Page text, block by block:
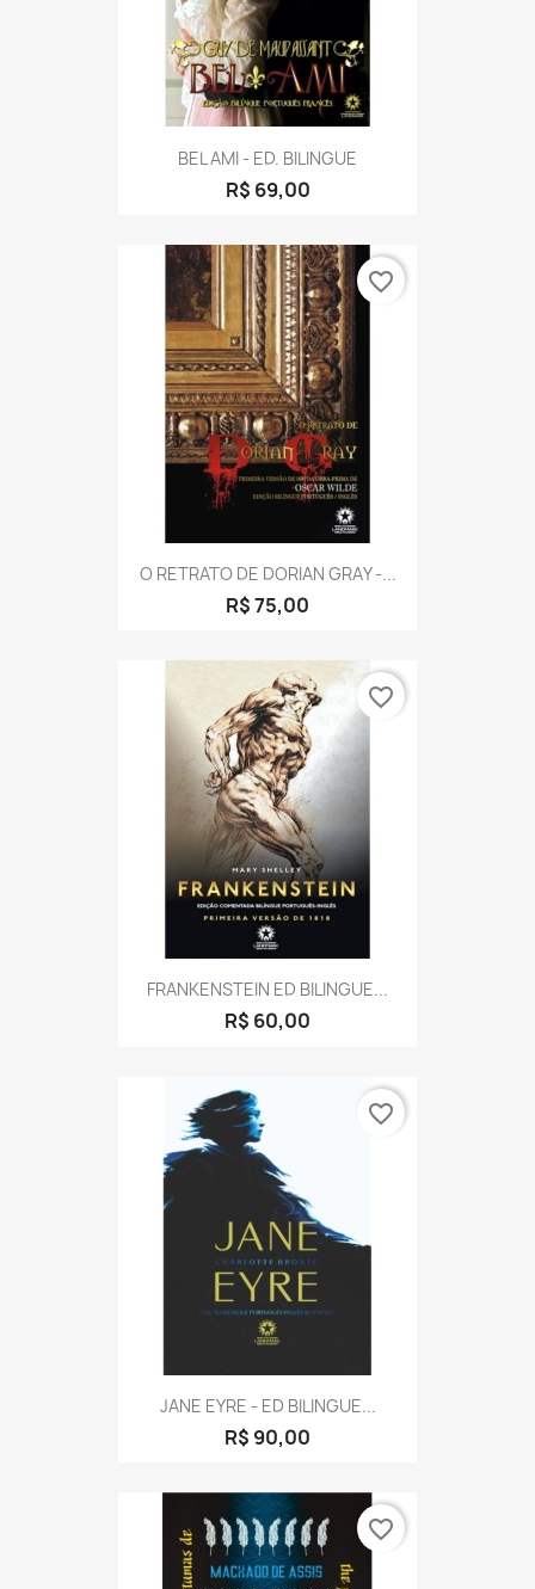
BEL AMI - ED. BILINGUE
R$ 69,00
O RETRATO DE DORIAN GRAY -...
R$ 75,00
favorite_border
FRANKENSTEIN ED BILINGUE...
R$ 60,00
favorite_border
JANE EYRE - ED BILINGUE...
R$ 90,00
favorite_border
favorite_border